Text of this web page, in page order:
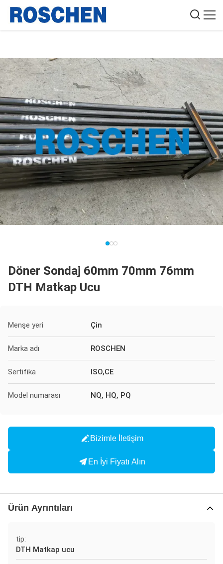
Döner Sondaj 60mm 70mm 76mm
DTH Matkap Ucu
Menşe yeri Çin
Marka adı ROSCHEN
Sertifika ISO,CE
Model numarası NQ, HQ, PQ
Bizimle İletişim
En İyi Fiyatı Alın
Ürün Ayrıntıları
tip:
DTH Matkap ucu